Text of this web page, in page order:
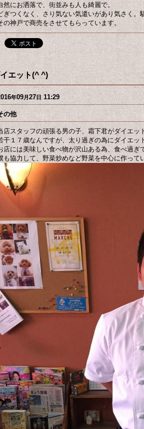
然にお洒落で、街並みも人も綺麗で。
ぎつくなく、さり気ない気遣いがあり気さく。
の神戸で商売をさせてもらっています。
エット(^ ^)
年09月27日 11:29
の他
店スタッフの頑張る男の子、霜下君がダイエッ
干１７歳なんですが、太り過ぎの為にダイエッ
店には美味しい食べ物が沢山ある為、食べ過ぎ
も協力して、野菜炒めなど野菜を中心に作って